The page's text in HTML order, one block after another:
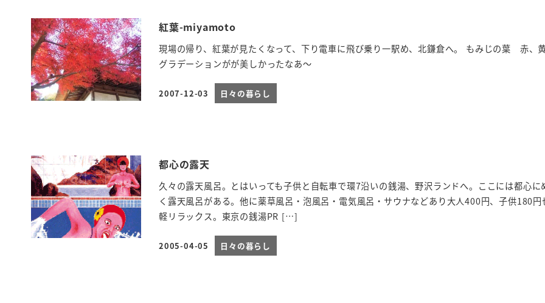
紅葉-miyamoto
現場の帰り、紅葉が見たくなって、下り電車に飛び乗り一駅め、北鎌倉へ。 もみじの葉 赤、
グラデーションがが美しかったなあ～
投稿日
2007-12-03 日々の暮らし
都心の露天
久々の露天風呂。とはいっても子供と自転車で環7沿いの銭湯、野沢ランドへ。ここには都心に
く露天風呂がある。他に薬草風呂・泡風呂・電気風呂・サウナなどあり大人400円、子供180円
軽リラックス。東京の銭湯PR […]
投稿日
2005-04-05 日々の暮らし